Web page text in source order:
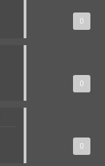
0
0
0